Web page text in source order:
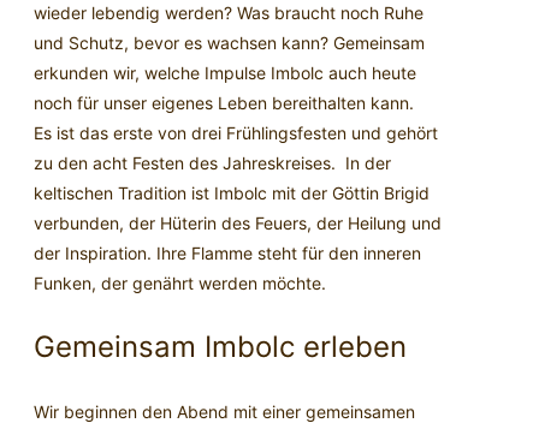
wieder lebendig werden? Was braucht noch Ruhe
und Schutz, bevor es wachsen kann? Gemeinsam
erkunden wir, welche Impulse Imbolc auch heute
noch für unser eigenes Leben bereithalten kann.
Es ist das erste von drei Frühlingsfesten und gehört
zu den acht Festen des Jahreskreises. In der
keltischen Tradition ist Imbolc mit der Göttin Brigid
verbunden, der Hüterin des Feuers, der Heilung und
der Inspiration. Ihre Flamme steht für den inneren
Funken, der genährt werden möchte.
Gemeinsam Imbolc erleben
Wir beginnen den Abend mit einer gemeinsamen